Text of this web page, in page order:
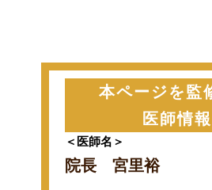
本ページを監
医師情報
＜医師名＞
院長 宮里裕